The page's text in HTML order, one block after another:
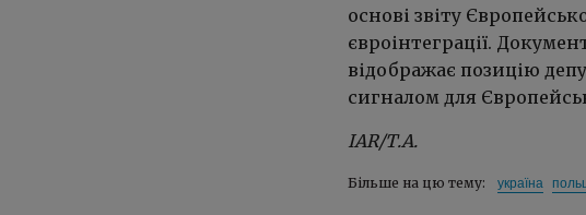
основі звіту
євроінтеграції.
відображає позицію
сигналом для
IAR/Т.А.
Більше на цю тему: україна